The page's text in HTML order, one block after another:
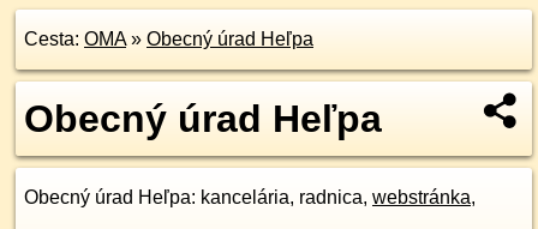
Cesta: OMA» Obecný úrad Heľpa
Obecný úrad Heľpa
Obecný úrad Heľpa: kancelária, radnica, webstránka,